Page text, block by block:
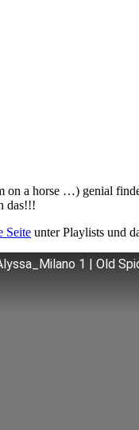
on a horse …) genial
das!!!
Seite unter Playlists und
1 | Old